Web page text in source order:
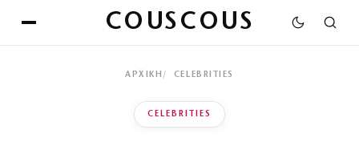
COUSCOUS
ΑΡΧΙΚΉ CELEBRITIES
CELEBRITIES